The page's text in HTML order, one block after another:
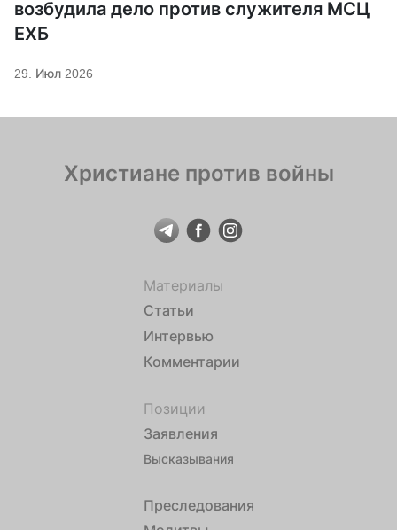
возбудила дело против служителя МСЦ
ЕХБ
29. Июл 2026
Христиане против войны
Материалы
Статьи
Интервью
Комментарии
Позиции
Заявления
Высказывания
Преследования